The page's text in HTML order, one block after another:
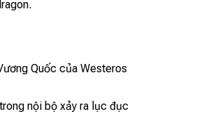
Quốc của Westeros
nội bộ xảy ra lục đục